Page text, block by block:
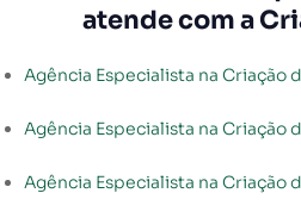
atende com a
Agência Especialista na Criação
Agência Especialista na Criação
Agência Especialista na Criação